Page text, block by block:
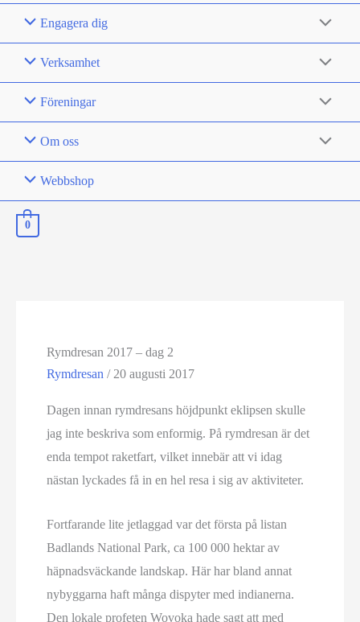
Engagera dig
Verksamhet
Föreningar
Om oss
Webbshop
0
Rymdresan 2017 – dag 2
Rymdresan / 20 augusti 2017
Dagen innan rymdresans höjdpunkt eklipsen skulle
jag inte beskriva som enformig. På rymdresan är det
enda tempot raketfart, vilket innebär att vi idag
nästan lyckades få in en hel resa i sig av aktiviteter.
Fortfarande lite jetlaggad var det första på listan
Badlands National Park, ca 100 000 hektar av
häpnadsväckande landskap. Här har bland annat
nybyggarna haft många dispyter med indianerna.
Den lokale profeten Wovoka hade sagt att med